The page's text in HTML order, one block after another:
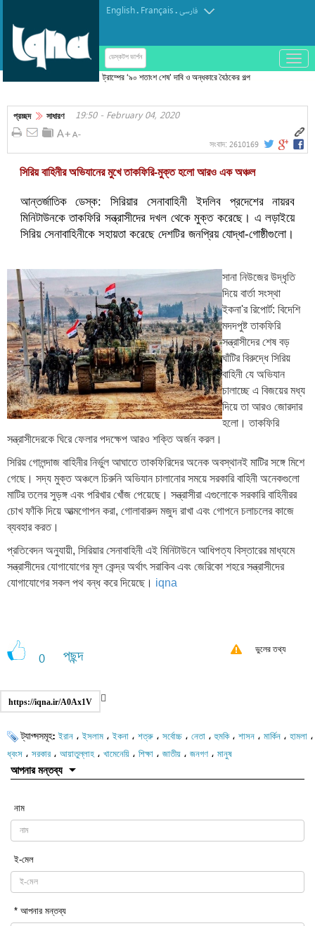
English. Français.فارسی
ডেস্কটপ ভার্শন
باز
و
کردن
ট্রাম্পের ‘৯০ শতাংশ শেষ’ দাবি ও অন্ধকারে বৈঠকের গল্প
প্রচ্ছদ সাধারণ 19:50 - February 04, 2020
সংবাদ: 2610169
সিরিয় বাহিনীর অভিযানের মুখে তাকফিরি-মুক্ত হলো আরও এক অঞ্চল
আন্তর্জাতিক ডেস্ক: সিরিয়ার সেনাবাহিনী ইদলিব প্রদেশের নায়রব
মিনিটাউনকে তাকফিরি সন্ত্রাসীদের দখল থেকে মুক্ত করেছে। এ লড়াইয়ে
সিরিয় সেনাবাহিনীকে সহায়তা করেছে দেশটির জনপ্রিয় যোদ্ধা-গোষ্ঠীগুলো।
সানা নিউজের উদ্ধৃতি
দিয়ে বার্তা সংস্থা
ইকনা'র রিপোর্ট: বিদেশি
মদদপুষ্ট তাকফিরি
সন্ত্রাসীদের শেষ বড়
ঘাঁটির বিরুদ্ধে সিরিয়
বাহিনী যে অভিযান
চালাচ্ছে এ বিজয়ের মধ্য
দিয়ে তা আরও জোরদার
হলো। তাকফিরি
সন্ত্রাসীদেরকে ঘিরে ফেলার পদক্ষেপ আরও শক্তি অর্জন করল।
সিরিয় গোলন্দাজ বাহিনীর নির্ভুল আঘাতে তাকফিরিদের অনেক অবস্থানই মাটির সঙ্গে মিশে
গেছে। সদ্য মুক্ত অঞ্চলে চিরুনি অভিযান চালানোর সময়ে সরকারি বাহিনী অনেকগুলো
মাটির তলের সুড়ঙ্গ এবং পরিখার খোঁজ পেয়েছে। সন্ত্রাসীরা এগুলোকে সরকারি বাহিনীরর
চোখ ফাঁকি দিয়ে আত্মগোপন করা, গোলাবারুদ মজুদ রাখা এবং গোপনে চলাচলের কাজে
ব্যবহার করত।
প্রতিবেদন অনুযায়ী, সিরিয়ার সেনাবাহিনী এই মিনিটাউনে আধিপত্য বিস্তারের মাধ্যমে
সন্ত্রাসীদের যোগাযোগের মূল কেন্দ্র অর্থাৎ সরাকিব এবং জেরিকো শহরে সন্ত্রাসীদের
যোগাযোগের সকল পথ বন্ধ করে দিয়েছে। iqna
0 পছন্দ ভুলের তথ্য
https://iqna.ir/A0Ax1V
ট্যাগ্সসমূহ:ইরান ،ইসলাম ،ইকনা ، শত্রু ، সর্বোচ্চ ، নেতা ،হুমকি، শাসন ، মার্কিন ، হামলা ،
ধ্বংস ، সরকার ، আয়াতুল্লাহ ، খামেনেয়ি ، শিক্ষা ، জাতীয় ، জনগণ ، মানুষ
আপনার মন্তব্য
নাম
ই-মেল
* আপনার মন্তব্য